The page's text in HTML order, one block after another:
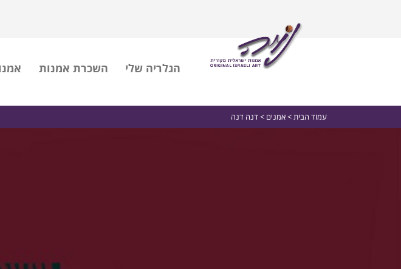
הגלריה שלי השכרת אמנות
עמוד הבית >אמנים > דנה דנה